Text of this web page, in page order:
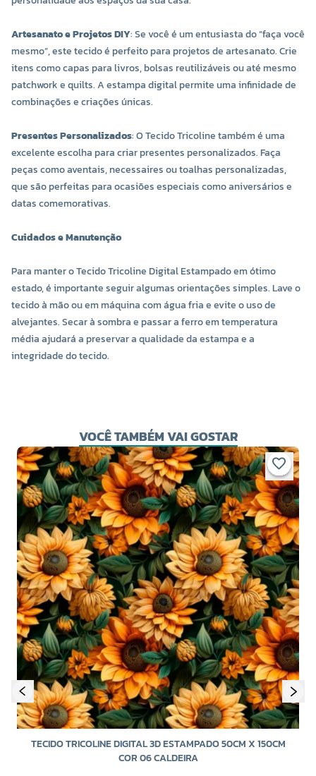
Artesanato e Projetos DIY: Se você é um entusiasta do “faça você
mesmo”, este tecido é perfeito para projetos de artesanato. Crie
itens como capas para livros, bolsas reutilizáveis ou até mesmo
patchwork e quilts. A estampa digital permite uma infinidade de
combinações e criações únicas.
Presentes Personalizados: O Tecido Tricoline também é uma
excelente escolha para criar presentes personalizados. Faça
peças como aventais, necessaires ou toalhas personalizadas,
que são perfeitas para ocasiões especiais como aniversários e
datas comemorativas.
Cuidados e Manutenção
Para manter o Tecido Tricoline Digital Estampado em ótimo
estado, é importante seguir algumas orientações simples. Lave o
tecido à mão ou em máquina com água fria e evite o uso de
alvejantes. Secar à sombra e passar a ferro em temperatura
média ajudará a preservar a qualidade da estampa e a
integridade do tecido.
VOCÊ TAMBÉM VAI GOSTAR
TECIDO TRICOLINE DIGITAL 3D ESTAMPADO 50CM X 150CM
COR 06 CALDEIRA